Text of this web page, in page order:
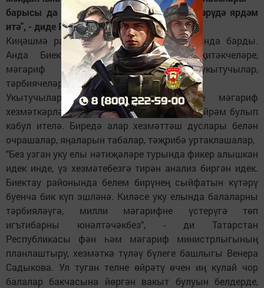
барысы да белем бирүнең сыйфатын күтәрүдә ярдәм
итә", - диде Рөстәм Кәлимуллин.
Киңәшмә районның үзәк мәдният йортында барды.
Анда Биектау районы мәктәпләре җитәкчеләре,
мәгариф бүлеге хезмәткәрләре, укытучылар,
тәрбиячеләр катнашты.
Укытучыларның август конференциясе мәгариф
хезмәткәрләре тарафыннан көтеп алган бәйрәм булып
кабул ителә. Биредә алар хезмәттәш дуслары белән
очрашалар, яңаларын табалар, тәҗрибә уртаклашалар,
"Без узган уку елы нәтиҗәләре турында фикер алышкан
идек инде, үз хезмәтебезгә тирән анализ биргән идек.
Биектау районында белем бирүнең сыйфатын күтәрү
буенча бик күп эшләнә. Киләсе уку елында балаларны
тәрбияләүгә, милли мәгарифне үстерүгә төп
игътибарны юнәлтәчәкбез", - ди Татарстан
Республикасы фән һәм мәгариф министрлыгының
планлаштыру, хезмәткә түләү бүлеге башлыгы Венера
Садыкова. Ул туган телне өйрәтү өчен иң кулай чор
балалар бакчасына йөргән вакыт булуын белдерде,